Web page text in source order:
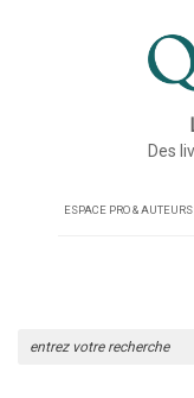
Des
ESPACE PRO & AUTEURS